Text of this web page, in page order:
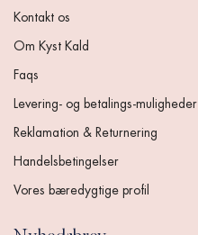
Kontakt os
Om Kyst Kald
Faqs
Levering- og betalings-muligheder
Reklamation & Returnering
Handelsbetingelser
Vores bæredygtige profil